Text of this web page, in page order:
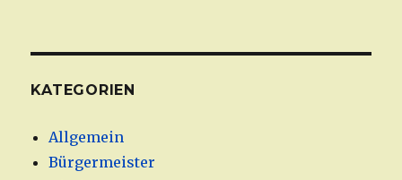
KATEGORIEN
Allgemein
Bürgermeister